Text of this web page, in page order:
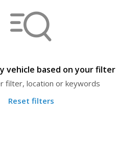
vehicle based on your filter
filter, location or keywords
Reset filters